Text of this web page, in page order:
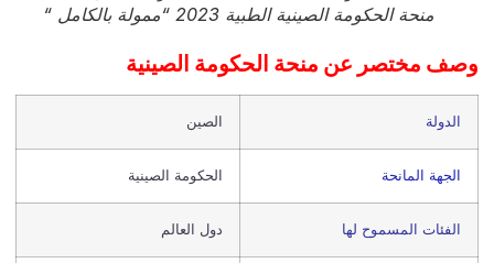
منحة الحكومة الصينية الطبية 2023 “ممولة بالكامل “
مختصر عن منحة الحكومة الصينية
الدولة الصين
الجهة المانحة الحكومة الصينية
الفئات المسموح لها دول العالم